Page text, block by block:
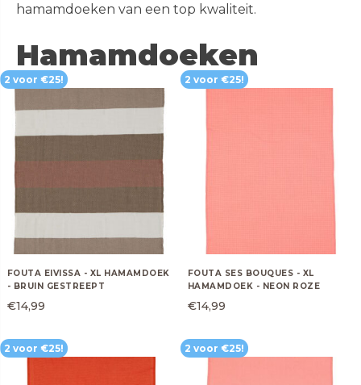
Happy Socks
2 Hamamdoeken voor 1
Bestel 2 hamamdoeken voor €25,
inclusief gratis verzending!
SHOP
Dames
Alle schoenen
Pumps
Sneakers
Sloffen & pantoffels
Heren
Heren sneakers
Heren Ondergoed
Kids
Kids Happy Socks
Kids pantoffels
2 Hamamdoeken voor 1
Bestel 2 hamamdoeken voor €25,
SHOP
Kunst
Glasschilderijen
Meubels
Verlichting
hamamdoeken van een top kwaliteit.
Hamamdoeken
FOUTA EIVISSA - XL HAMAMDOEK
- BRUIN GESTREEPT
€14,99
FOUTA SES BOUQUES - XL
HAMAMDOEK - NEON ROZE
€14,99